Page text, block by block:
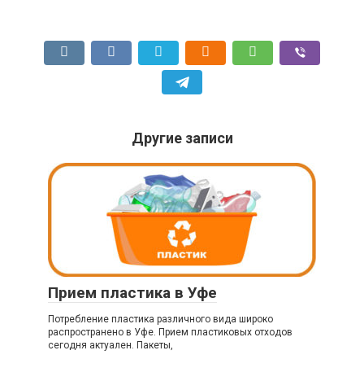
Другие записи
Прием пластика в Уфе
Потребление пластика различного вида широко
распространено в Уфе. Прием пластиковых отходов
сегодня актуален. Пакеты,